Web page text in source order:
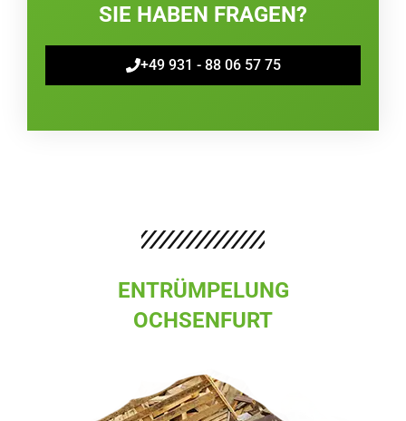
SIE HABEN FRAGEN?
+49 931 - 88 06 57 75
ENTRÜMPELUNG
OCHSENFURT